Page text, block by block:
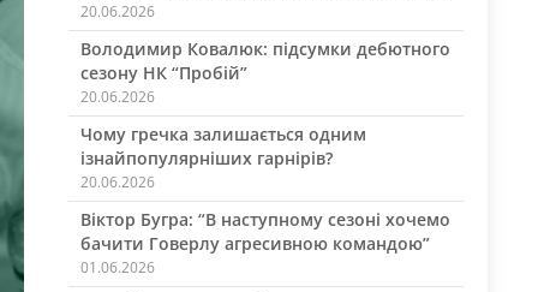
20.06.2026
Володимир Ковалюк: підсумки дебютного
сезону НК “Пробій”
20.06.2026
Чому гречка залишається одним
ізнайпопулярніших гарнірів?
20.06.2026
Віктор Бугра: “В наступному сезоні хочемо
бачити Говерлу агресивною командою”
01.06.2026